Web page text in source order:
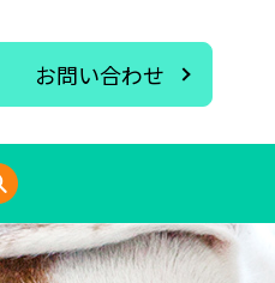
search
お問い合わせ